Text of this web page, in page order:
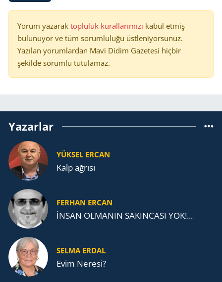
Yorum yazarak topluluk kurallarımızı kabul etmiş
bulunuyor ve tüm sorumluluğu üstleniyorsunuz.
Yazılan yorumlardan Mavi Didim Gazetesi hiçbir
şekilde sorumlu tutulamaz.
Yazarlar
YÜKSEL ERCAN
Kalp ağrısı
FERHAN ERCAN
İNSAN OLMANIN SAKINCASI YOK!...
SELMA ERDAL
Evim Neresi?